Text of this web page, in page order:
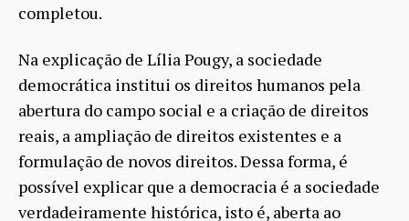
completou.
Na explicação de Lília Pougy, a sociedade
democrática institui os direitos humanos pela
abertura do campo social e a criação de direitos
reais, a ampliação de direitos existentes e a
formulação de novos direitos. Dessa forma, é
possível explicar que a democracia é a sociedade
verdadeiramente histórica, isto é, aberta ao